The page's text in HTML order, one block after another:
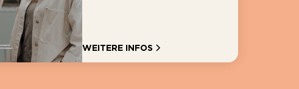
WEITERE INFOS